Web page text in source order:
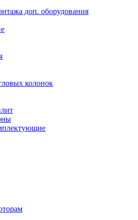
доп. оборудования
колонок